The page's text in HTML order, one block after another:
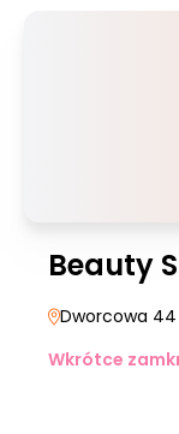
Beauty
Dworcowa 44
Wkrótce